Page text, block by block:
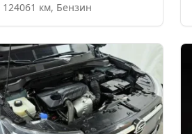
124061 км, Бензин